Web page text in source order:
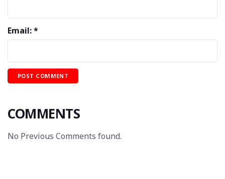
Email: *
COMMENTS
No Previous Comments found.